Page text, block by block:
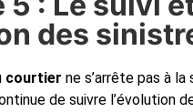
des
courtier ne s’arrête pas à la
de suivre l’évolution